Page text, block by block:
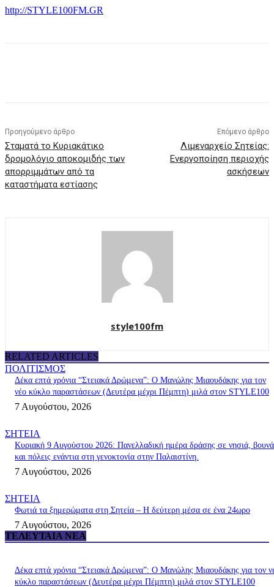
http://STYLE100FM.GR
Προηγούμενο άρθρο
Σταματά το Κυριακάτικο
δρομολόγιο αποκομιδής των
απορριμμάτων από τα
καταστήματα εστίασης
Επόμενο άρθρο
Λιμεναρχείο Σητείας:
Ενεργοποίηση περιοχής
ασκήσεων
style100fm
RELATED ARTICLES
ΠΟΛΙΤΙΣΜΟΣ
Δέκα επτά χρόνια “Στειακά Δρώμενα”: Ο Μανώλης Μιαουδάκης για τον
νέο κύκλο παραστάσεων (Δευτέρα μέχρι Πέμπτη) μιλά στον STYLE100
7 Αυγούστου, 2026
ΣΗΤΕΙΑ
Κυριακή 9 Αυγούστου 2026: Πανελλαδική ημέρα δράσης σε νησιά, βουνά
και πόλεις ενάντια στη γενοκτονία στην Παλαιστίνη.
7 Αυγούστου, 2026
ΣΗΤΕΙΑ
Φωτιά τα ξημερώματα στη Σητεία – Η δεύτερη μέσα σε ένα 24ωρο
7 Αυγούστου, 2026
ΤΕΛΕΥΤΑΊΑ ΝΈΑ
Δέκα επτά χρόνια “Στειακά Δρώμενα”: Ο Μανώλης Μιαουδάκης για τον
κύκλο παραστάσεων (Δευτέρα μέχρι Πέμπτη) μιλά στον STYLE100